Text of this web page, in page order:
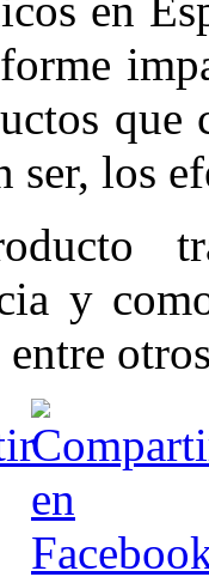
que
ser, los
y
entre